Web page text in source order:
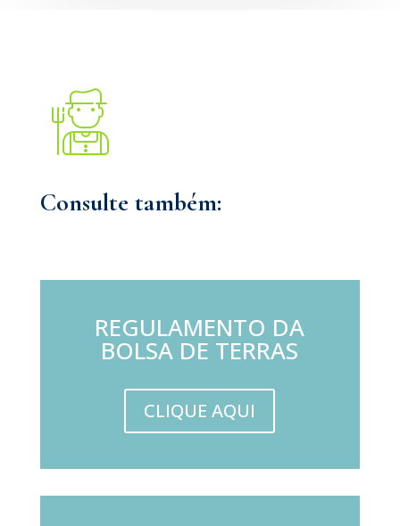
Consulte também:
REGULAMENTO DA
BOLSA DE TERRAS
CLIQUE AQUI